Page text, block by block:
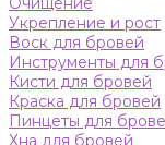
Укрепление и рост
Воск для бровей
Инструменты для
Кисти для бровей
Краска для бровей
Пинцеты для
Хна для бровей